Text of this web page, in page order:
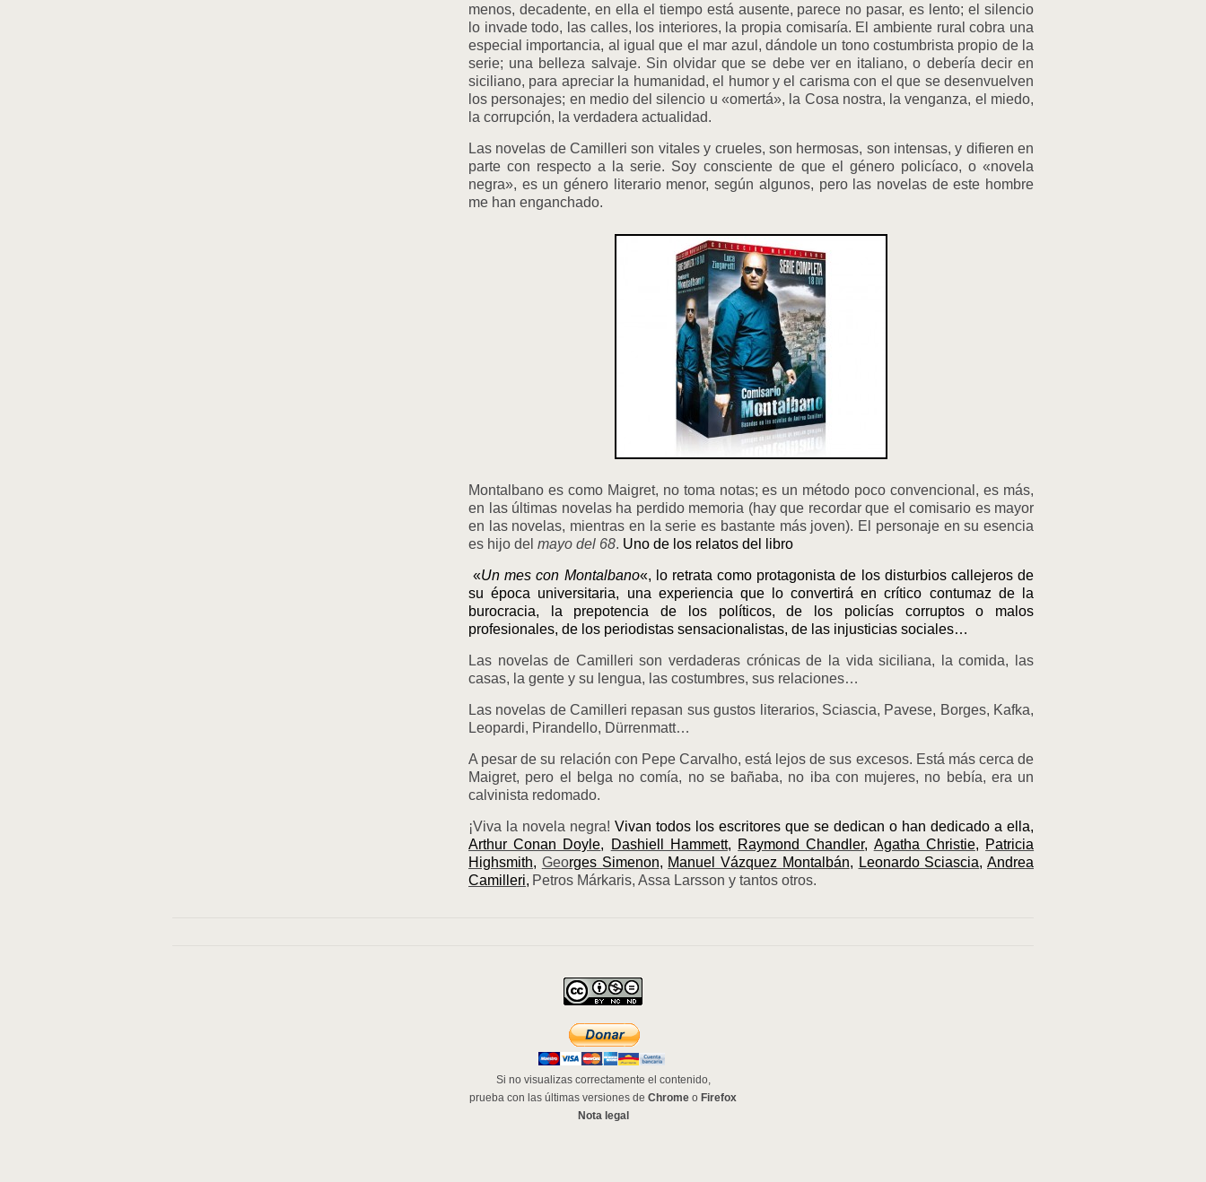
menos, decadente, en ella el tiempo está ausente, parece no pasar, es lento; el silencio
lo invade todo, las calles, los interiores, la propia comisaría. El ambiente rural cobra una
especial importancia, al igual que el mar azul, dándole un tono costumbrista propio de la
serie; una belleza salvaje. Sin olvidar que se debe ver en italiano, o debería decir en
siciliano, para apreciar la humanidad, el humor y el carisma con el que se desenvuelven
los personajes; en medio del silencio u «omertá», la Cosa nostra, la venganza, el miedo,
la corrupción, la verdadera actualidad.
Las novelas de Camilleri son vitales y crueles, son hermosas, son intensas, y difieren en
parte con respecto a la serie. Soy consciente de que el género policíaco, o «novela
negra», es un género literario menor, según algunos, pero las novelas de este hombre
me han enganchado.
Montalbano es como Maigret, no toma notas; es un método poco convencional, es más,
en las últimas novelas ha perdido memoria (hay que recordar que el comisario es mayor
en las novelas, mientras en la serie es bastante más joven). El personaje en su esencia
es hijo del mayo del 68. Uno de los relatos del libro
«Un mes con Montalbano«, lo retrata como protagonista de los disturbios callejeros de
su época universitaria, una experiencia que lo convertirá en crítico contumaz de la
burocracia, la prepotencia de los políticos, de los policías corruptos o malos
profesionales, de los periodistas sensacionalistas, de las injusticias sociales…
Las novelas de Camilleri son verdaderas crónicas de la vida siciliana, la comida, las
casas, la gente y su lengua, las costumbres, sus relaciones…
Las novelas de Camilleri repasan sus gustos literarios, Sciascia, Pavese, Borges, Kafka,
Leopardi, Pirandello, Dürrenmatt…
A pesar de su relación con Pepe Carvalho, está lejos de sus excesos. Está más cerca de
Maigret, pero el belga no comía, no se bañaba, no iba con mujeres, no bebía, era un
calvinista redomado.
¡Viva la novela negra! Vivan todos los escritores que se dedican o han dedicado a ella,
Arthur Conan Doyle, Dashiell Hammett, Raymond Chandler, Agatha Christie, Patricia
Highsmith, Georges Simenon, Manuel Vázquez Montalbán, Leonardo Sciascia, Andrea
Camilleri, Petros Márkaris, Assa Larsson y tantos otros.
Si no visualizas correctamente el contenido,
prueba con las últimas versiones de Chrome o Firefox
Nota legal